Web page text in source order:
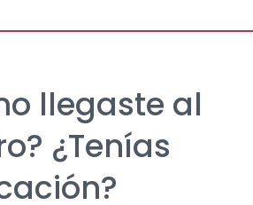
llegaste al
¿Tenías